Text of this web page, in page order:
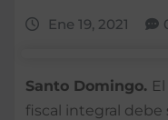
Ene 19, 2021
Santo Domingo.
fiscal integral debe